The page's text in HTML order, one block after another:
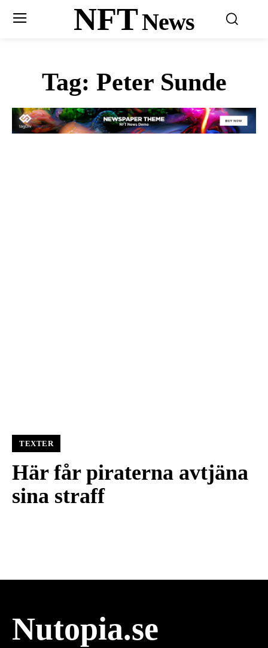
NFTNews
Tag: Peter Sunde
TEXTER
Här får piraterna avtjäna
sina straff
Nutopia.se